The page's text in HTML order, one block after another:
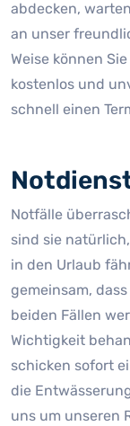
abdecken,
an unser
Weise können
kostenlos und
schnell einen
Notfälle
sind sie
in den Urlaub
gemeinsam,
beiden Fällen
Wichtigkeit
schicken sofort
die
uns um unseren